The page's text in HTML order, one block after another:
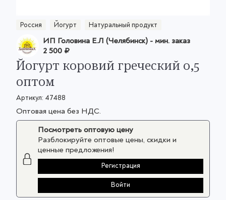
Россия Йогурт Натуральный продукт
ИП Головина Е.Л (Челябинск) - мин. заказ
2 500 ₽
Йогурт коровий греческий 0,5
оптом
Артикул: 47488
Оптовая цена без НДС.
Посмотреть оптовую цену
Разблокируйте оптовые цены, скидки и
ценные предложения!
Регистрация
Войти